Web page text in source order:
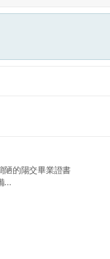
陋的陽交畢業證書
...